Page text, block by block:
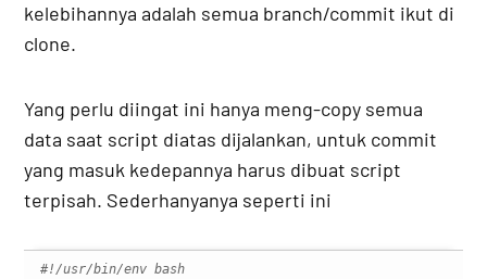
kelebihannya adalah semua branch/commit ikut di
clone.
Yang perlu diingat ini hanya meng-copy semua
data saat script diatas dijalankan, untuk commit
yang masuk kedepannya harus dibuat script
terpisah. Sederhanyanya seperti ini
#!/usr/bin/env bash